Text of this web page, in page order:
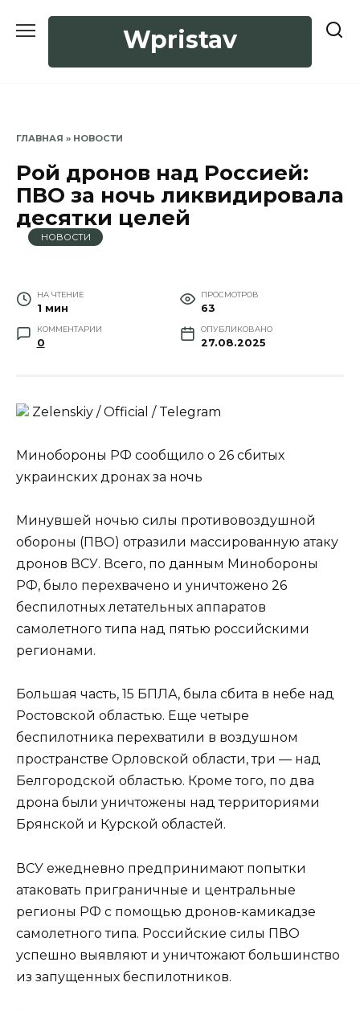
Wpristav
ГЛАВНАЯ » НОВОСТИ
Рой дронов над Россией:
ПВО за ночь ликвидировала
десятки целей
НОВОСТИ
НА ЧТЕНИЕ
1 мин
ПРОСМОТРОВ
63
КОММЕНТАРИИ
0
ОПУБЛИКОВАНО
27.08.2025
Zеlеnskiу / Оfficiаl / Telegram
Минобороны РФ сообщило о 26 сбитых
украинских дронах за ночь
Минувшей ночью силы противовоздушной
обороны (ПВО) отразили массированную атаку
дронов ВСУ. Всего, по данным Минобороны
РФ, было перехвачено и уничтожено 26
беспилотных летательных аппаратов
самолетного типа над пятью российскими
регионами.
Большая часть, 15 БПЛА, была сбита в небе над
Ростовской областью. Еще четыре
беспилотника перехватили в воздушном
пространстве Орловской области, три — над
Белгородской областью. Кроме того, по два
дрона были уничтожены над территориями
Брянской и Курской областей.
ВСУ ежедневно предпринимают попытки
атаковать приграничные и центральные
регионы РФ с помощью дронов-камикадзе
самолетного типа. Российские силы ПВО
успешно выявляют и уничтожают большинство
из запущенных беспилотников.